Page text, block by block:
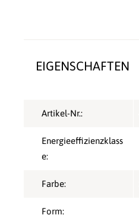
EIGENSCHAFTEN
Artikel-Nr.:
Energieeffizienzklass
e:
Farbe:
Form: